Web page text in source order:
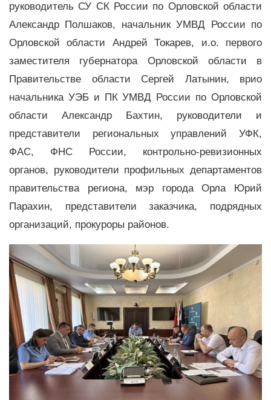
руководитель СУ СК России по Орловской области
Александр Полшаков, начальник УМВД России по
Орловской области Андрей Токарев, и.о. первого
заместителя губернатора Орловской области в
Правительстве области Сергей Латынин, врио
начальника УЭБ и ПК УМВД России по Орловской
области Александр Бахтин, руководители и
представители региональных управлений УФК,
ФАС, ФНС России, контрольно-ревизионных
органов, руководители профильных департаментов
правительства региона, мэр города Орла Юрий
Парахин, представители заказчика, подрядных
организаций, прокуроры районов.